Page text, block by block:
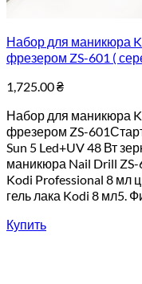
Набор для маникюра
фрезером ZS-601 (
1,725.00₴
Набор для маникюра
фрезером ZS-
Sun 5 Led+UV 48 Вт
маникюра Nail Drill ZS-
Kodi Professional 8 мл
гель лака Kodi 8 мл5.
Купить